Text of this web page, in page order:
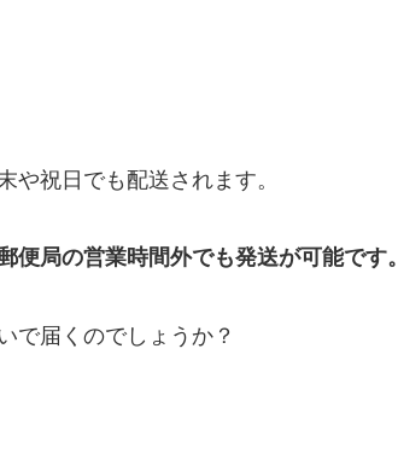
や祝日でも配送されます。
局の営業時間外でも発送が可能です。
で届くのでしょうか？